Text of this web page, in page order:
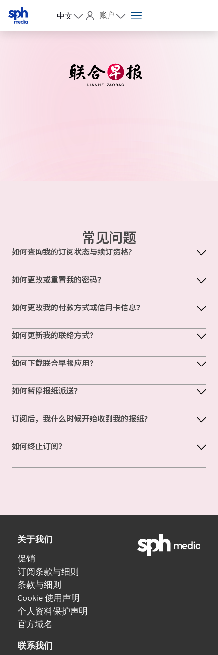
中文 账户
常见问题
如何查询我的订阅状态与续订资格?
如何更改或重置我的密码？
如何更改我的付款方式或信用卡信息？
如何更新我的联络方式？
如何下载联合早报应用？
如何暂停报纸派送？
订阅后，我什么时候开始收到我的报纸？
如何终止订阅？
关于我们
促销
订阅条款与细则
条款与细则
Cookie 使用声明
个人资料保护声明
官方域名
联系我们